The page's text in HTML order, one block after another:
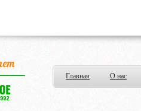
Главная О нас